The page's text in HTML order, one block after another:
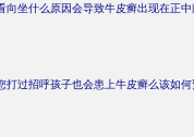
向坐什么原因会导致牛皮癣出现在正中
打过招呼孩子也会患上牛皮癣么该如何